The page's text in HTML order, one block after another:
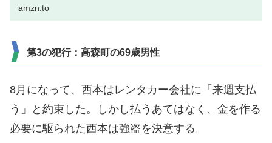
amzn.to
第3の犯行：高森町の69歳男性
8月になって、西本はレンタカー会社に「来週支払
う」と約束した。しかし払うあてはなく、金を作る
必要に駆られた西本は強盗を決意する。